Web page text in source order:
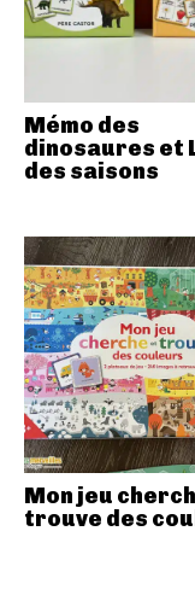
Mémo des
dinosaures et
des saisons
Mon jeu
trouve des